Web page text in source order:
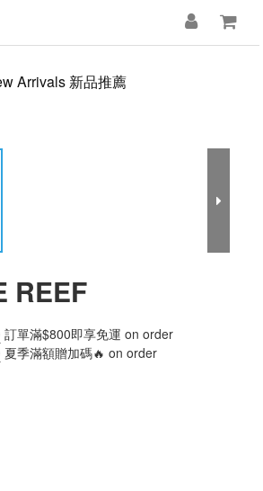
Arrivals 新品推薦
REEF
訂單滿$800即享免運 on order
夏季滿額贈加碼🔥 on order